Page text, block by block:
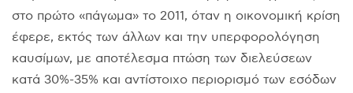
στο πρώτο «πάγωμα» το 2011, όταν η οικονομική κρίση
έφερε, εκτός των άλλων και την υπερφορολόγηση
καυσίμων, με αποτέλεσμα πτώση των διελεύσεων
κατά 30%-35% και αντίστοιχο περιορισμό των εσόδων